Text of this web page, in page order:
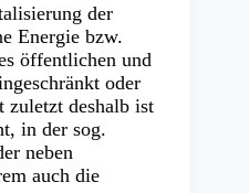
der
Energie bzw.
öffentlichen und
oder
zuletzt deshalb ist
in der sog.
neben
auch die